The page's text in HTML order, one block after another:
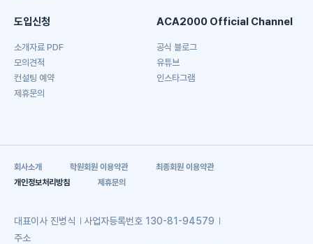
도입신청
소개자료 PDF
모의견적
컨설팅 예약
제휴문의
ACA2000 Official Channel
공식 블로그
유튜브
인스타그램
회사소개 학원회원 이용약관
최종회원 이용약관
개인정보처리방침
제휴문의
대표이사 진병식 사업자등록번호 130-81-94579
주소